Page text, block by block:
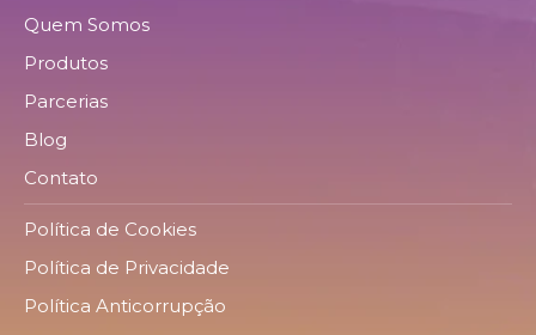
Quem Somos
Produtos
Parcerias
Blog
Contato
Política de Cookies
Política de Privacidade
Política Anticorrupção